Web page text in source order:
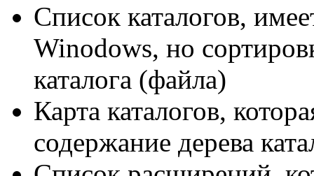
Список каталогов,
Winodows, но
каталога (файла)
Карта каталогов,
содержание дерева